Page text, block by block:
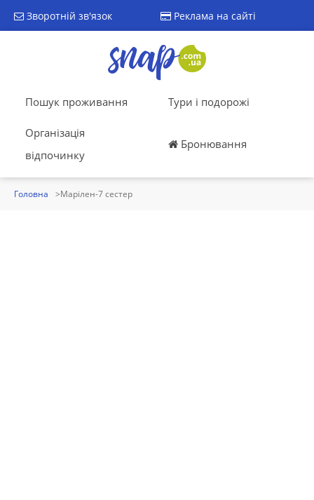
Зворотній зв'язок Реклама на сайті
Пошук проживання Тури і подорожі
Організація
відпочинку
Бронювання
Головна Марілен-7 сестер